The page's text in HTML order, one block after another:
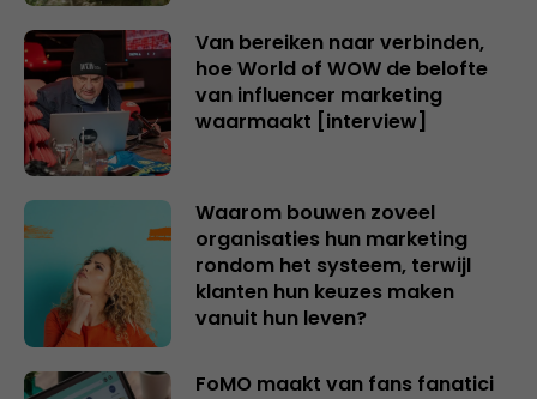
Van bereiken naar verbinden,
hoe World of WOW de belofte
van influencer marketing
waarmaakt [interview]
Waarom bouwen zoveel
organisaties hun marketing
rondom het systeem, terwijl
klanten hun keuzes maken
vanuit hun leven?
FoMO maakt van fans fanatici